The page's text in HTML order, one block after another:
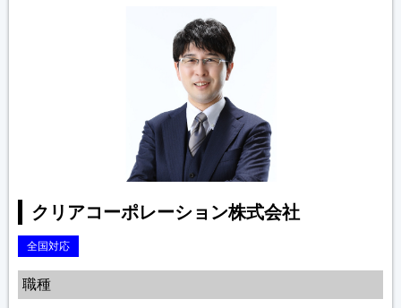
クリアコーポレーション株式会社
全国対応
職種